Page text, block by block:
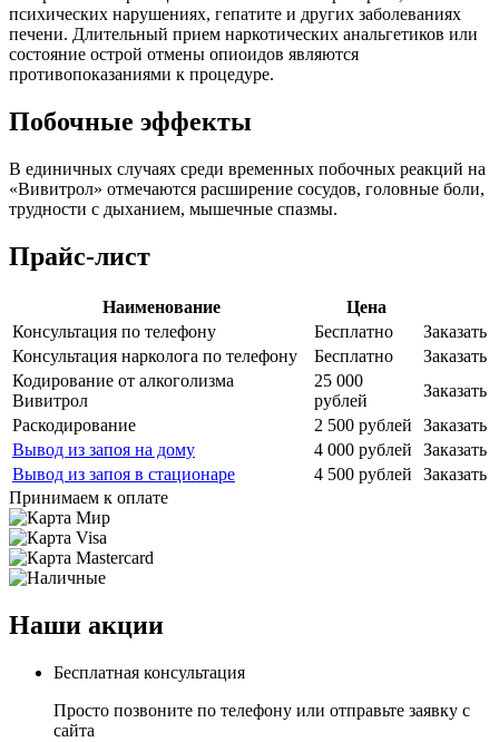
психических нарушениях, гепатите и других заболеваниях
печени. Длительный прием наркотических анальгетиков или
состояние острой отмены опиоидов являются
противопоказаниями к процедуре.
Побочные эффекты
В единичных случаях среди временных побочных реакций на
«Вивитрол» отмечаются расширение сосудов, головные боли,
трудности с дыханием, мышечные спазмы.
Прайс-лист
Наименование
Цена
Консультация по телефону
Бесплатно
Заказать
Консультация нарколога по телефону
Бесплатно
Заказать
Кодирование от алкоголизма
Вивитрол
25 000
рублей
Заказать
Раскодирование
2 500 рублей
Заказать
Вывод из запоя на дому
4 000 рублей
Заказать
Вывод из запоя в стационаре
4 500 рублей
Заказать
Принимаем к оплате
Наши акции
Бесплатная консультация
Просто позвоните по телефону или отправьте заявку с
сайта